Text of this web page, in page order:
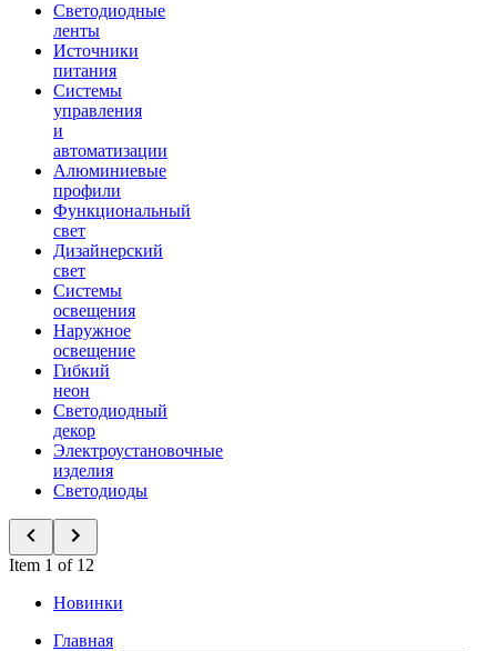
Светодиодные
ленты
Источники
питания
Системы
управления
и
автоматизации
Алюминиевые
профили
Функциональный
свет
Дизайнерский
свет
Системы
освещения
Наружное
освещение
Гибкий
неон
Светодиодный
декор
Электроустановочные
изделия
Светодиоды
Item 1 of 12
Новинки
Главная